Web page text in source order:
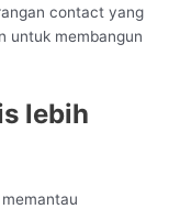
contact yang
untuk membangun
lebih